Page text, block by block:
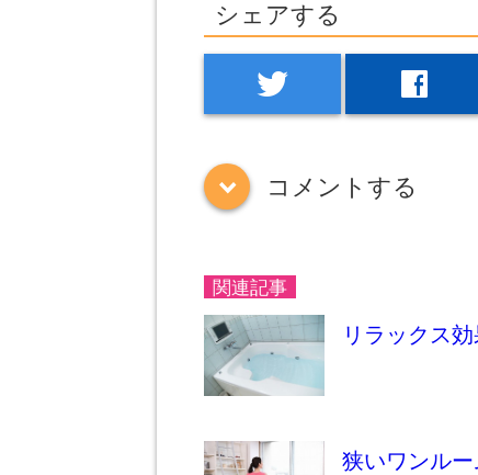
シェアする
twitter facebook
down コメントする
関連記事
リラックス
狭いワンル